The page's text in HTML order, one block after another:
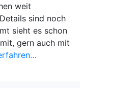
weit
sind noch
sieht es schon
gern auch mit